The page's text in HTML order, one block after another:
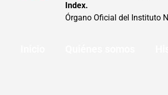
Index.
Órgano Oficial del Instituto